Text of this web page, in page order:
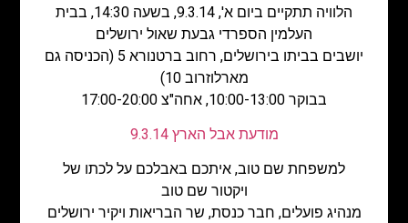
הלוויה תתקיים ביום א', 9.3.14, בשעה 14:30, בבית
העלמין הספרדי גבעת שאול ירושלים
יושבים בביתו בירושלים, רחוב ברטנורא 5 (הכניסה גם
מארלוזרוב 10)
בבוקר 10:00-13:00, אחה"צ 17:00-20:00
מודעת אבל הארץ 9.3.14
למשפחת שם טוב, איתכם באבלכם על לכתו של
ויקטור שם טוב
מנהיג פועלים, חבר כנסת, שר הבריאות ויקיר ירושלים